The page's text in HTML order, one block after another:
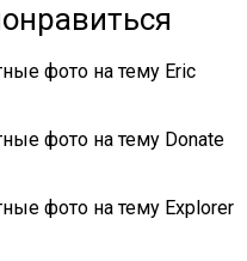
фото на тему Eric
фото на тему Donate
фото на тему Explorer